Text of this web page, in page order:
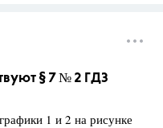
§ 7 № 2 ГДЗ
1 и 2 на рисунке